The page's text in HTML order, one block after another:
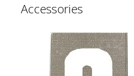
Accessories